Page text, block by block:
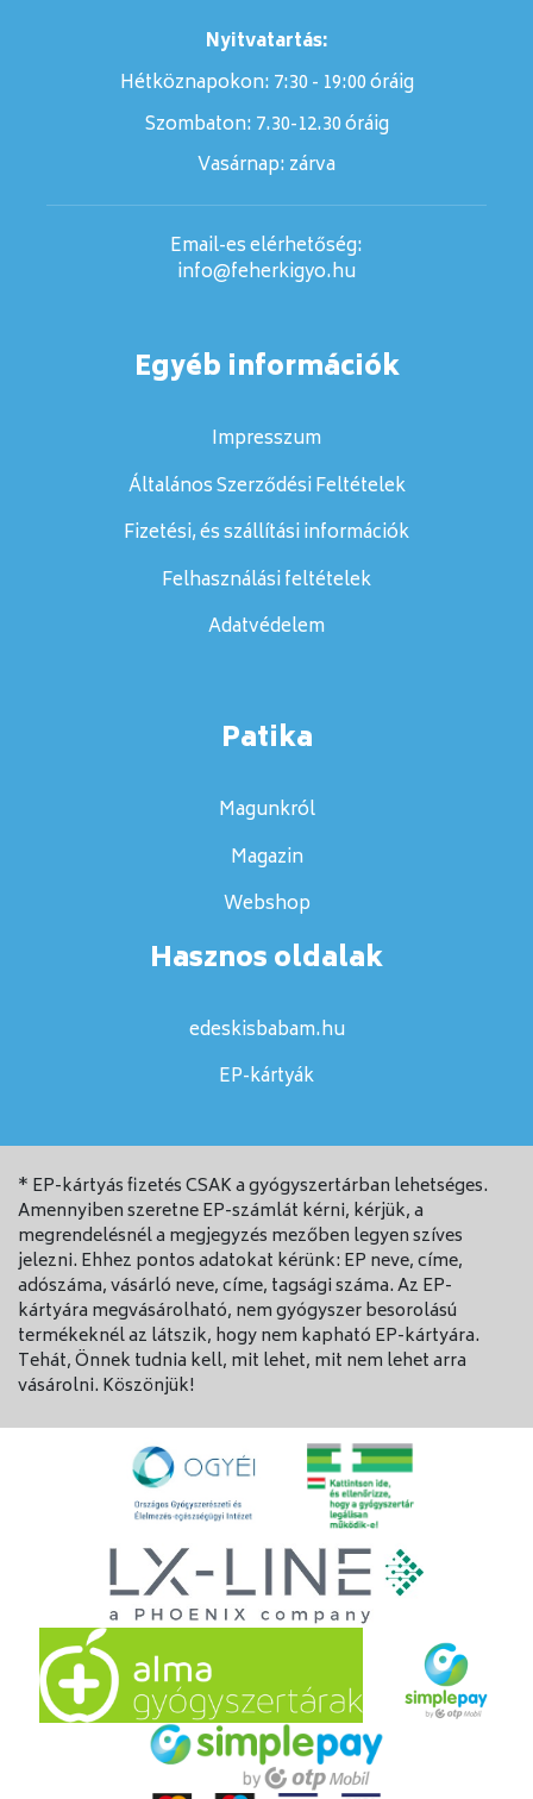
Nyitvatartás:
Hétköznapokon: 7:30 - 19:00 óráig
Szombaton:7.30-12.30 óráig
Vasárnap:zárva
Email-es elérhetőség:
info@feherkigyo.hu
Egyéb információk
Impresszum
Általános Szerződési Feltételek
Fizetési, és szállítási információk
Felhasználási feltételek
Adatvédelem
Patika
Magunkról
Magazin
Webshop
Hasznos oldalak
edeskisbabam.hu
EP-kártyák
* EP-kártyás fizetés CSAK a gyógyszertárban lehetséges.
Amennyiben szeretne EP-számlát kérni, kérjük, a
megrendelésnél a megjegyzés mezőben legyen szíves
jelezni. Ehhez pontos adatokat kérünk: EP neve, címe,
adószáma, vásárló neve, címe, tagsági száma. Az EP-
kártyára megvásárolható, nem gyógyszer besorolású
termékeknél az látszik, hogy nem kapható EP-kártyára.
Tehát, Önnek tudnia kell, mit lehet, mit nem lehet arra
vásárolni. Köszönjük!